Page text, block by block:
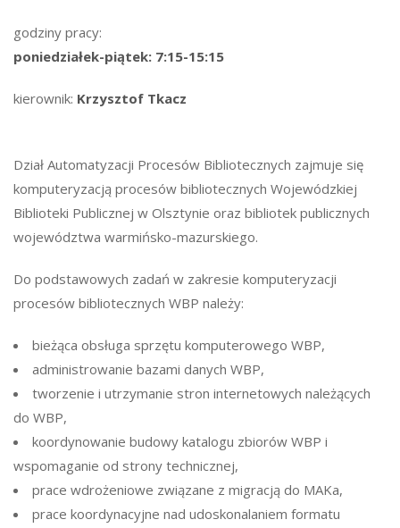
godziny pracy:
poniedziałek-piątek: 7:15-15:15
kierownik: Krzysztof Tkacz
Dział Automatyzacji Procesów Bibliotecznych zajmuje się
komputeryzacją procesów bibliotecznych Wojewódzkiej
Biblioteki Publicznej w Olsztynie oraz bibliotek publicznych
województwa warmińsko-mazurskiego.
Do podstawowych zadań w zakresie komputeryzacji
procesów bibliotecznych WBP należy:
bieżąca obsługa sprzętu komputerowego WBP,
administrowanie bazami danych WBP,
tworzenie i utrzymanie stron internetowych należących
do WBP,
koordynowanie budowy katalogu zbiorów WBP i
wspomaganie od strony technicznej,
prace wdrożeniowe związane z migracją do MAKa,
prace koordynacyjne nad udoskonalaniem formatu